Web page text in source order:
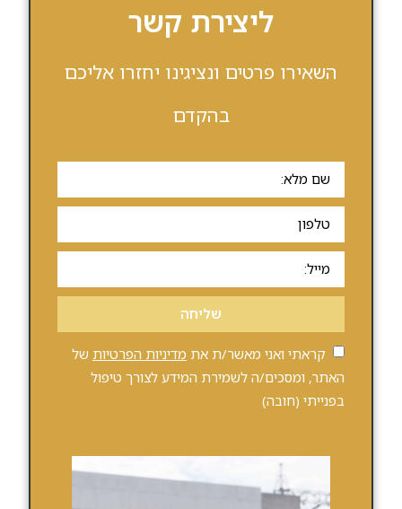
ליצירת קשר
השאירו פרטים ונציגינו יחזרו אליכם
בהקדם
שליחה
קראתי ואני מאשר/ת את מדיניות הפרטיות של
האתר, ומסכים/ה לשמירת המידע לצורך טיפול
בפנייתי (חובה)